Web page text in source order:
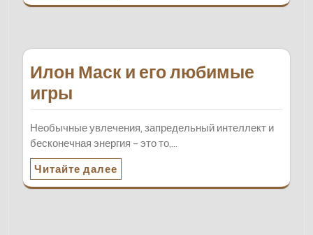
Илон Маск и его любимые
игры
Необычные увлечения, запредельный интеллект и
бесконечная энергия – это то,…
Читайте далее